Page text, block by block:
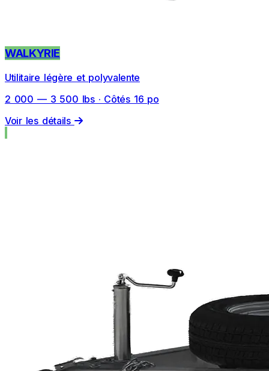
WALKYRIE
Utilitaire légère et polyvalente
2 000 — 3 500 lbs · Côtés 16 po
Voir les détails